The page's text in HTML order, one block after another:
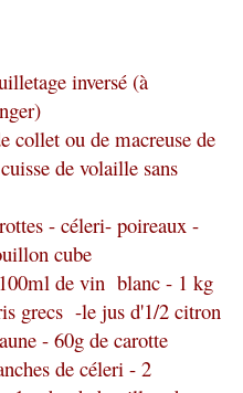
inversé (à
collet ou de macreuse de
de volaille sans
- céleri- poireaux -
cube
de vin blanc - 1 kg
grecs -le jus d'1/2 citron
- 60g de carotte
de céleri - 2